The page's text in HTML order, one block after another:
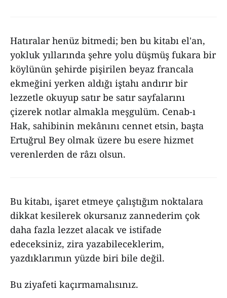
Hatıralar henüz bitmedi; ben bu kitabı el'an,
yokluk yıllarında şehre yolu düşmüş fukara bir
köylünün şehirde pişirilen beyaz francala
ekmeğini yerken aldığı iştahı andırır bir
lezzetle okuyup satır be satır sayfalarını
çizerek notlar almakla meşgulüm. Cenab-ı
Hak, sahibinin mekânını cennet etsin, başta
Ertuğrul Bey olmak üzere bu esere hizmet
verenlerden de râzı olsun.
Bu kitabı, işaret etmeye çalıştığım noktalara
dikkat kesilerek okursanız zannederim çok
daha fazla lezzet alacak ve istifade
edeceksiniz, zira yazabileceklerim,
yazdıklarımın yüzde biri bile değil.
Bu ziyafeti kaçırmamalısınız.